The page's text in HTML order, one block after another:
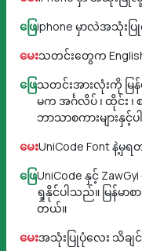
ဖြေiphone မှာလဲအသုံးပ
မေးသတင်းတွေက
ဖြေသတင်းအားလုံးကို မြန်
မက အင်္ဂလိပ် ၊ ထိုင်း ၊
ဘာသာစကားများနှ
မေးUniCode Font နဲ့မှရ
ဖြေUniCode နှင့်
ရှုနိုင်ပါသည်။ မြန်မ
တယ်။
မေးအသုံးပြုပုံလေး သိချ